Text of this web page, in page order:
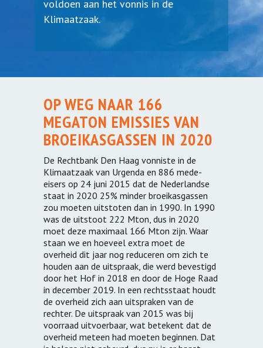
voldoen aan het vonnis in de
Klimaatzaak.
OP WEG NAAR 166
MEGATON EMISSIES VAN
BROEIKASGASSEN IN 2020
De Rechtbank Den Haag vonniste in de
Klimaatzaak van Urgenda en 886 mede-
eisers op 24 juni 2015 dat de Nederlandse
staat in 2020 25% minder broeikasgassen
zou moeten uitstoten dan in 1990. In 1990
was de uitstoot 222 Mton, dus in 2020
moet deze maximaal 166 Mton zijn. Waar
staan we en hoeveel extra moet de
overheid dit jaar nog reduceren om zich te
houden aan de uitspraak, die werd bevestigd
door het Hof in 2018 en door de Hoge Raad
in december 2019. In een rechtsstaat houdt
de overheid zich aan uitspraken van de
rechter. De uitspraak van 2015 was bij
voorraad uitvoerbaar, wat betekent dat de
overheid meteen had moeten beginnen. Dat